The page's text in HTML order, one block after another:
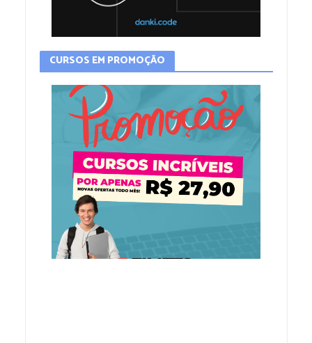
CURSOS EM PROMOÇÃO